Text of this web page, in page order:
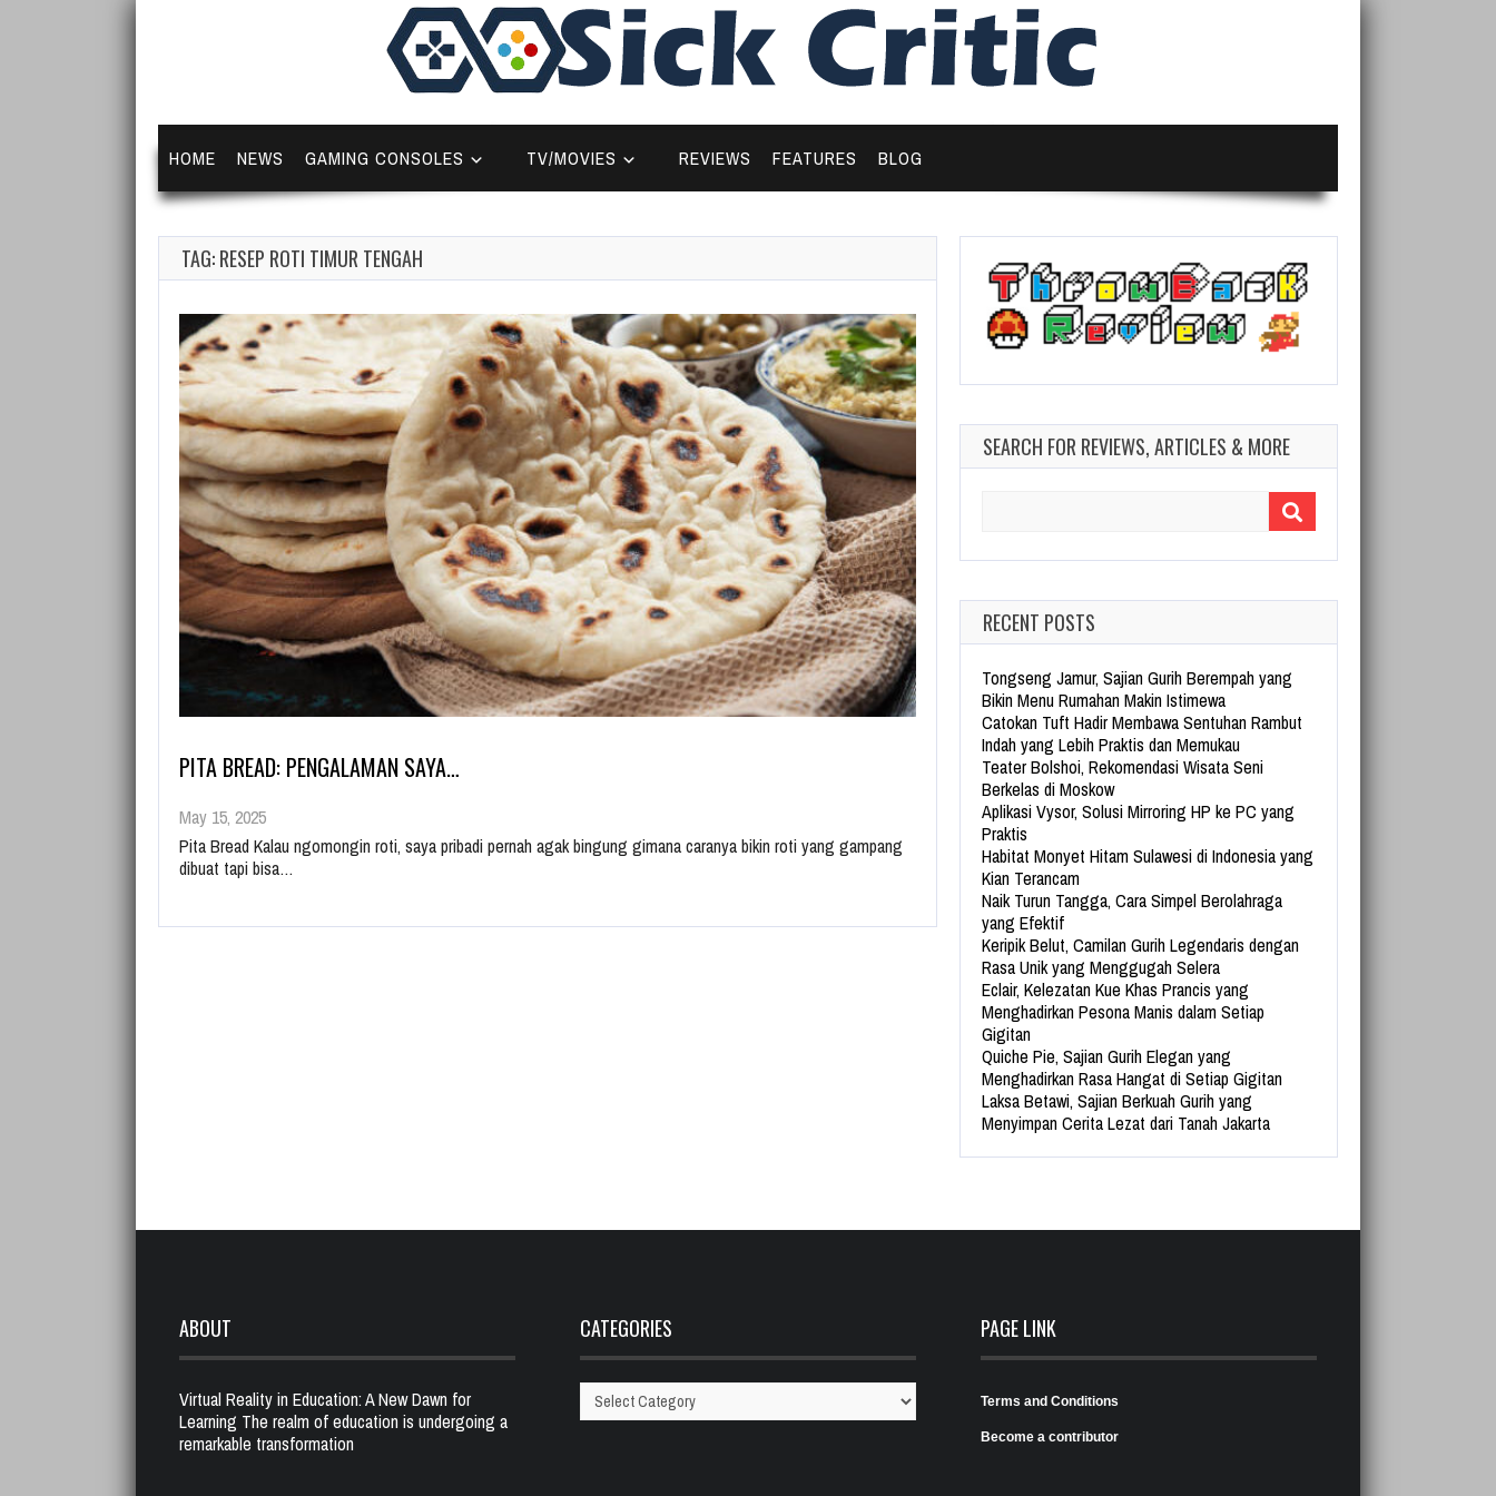
HOME NEWS GAMING CONSOLES TV/MOVIES REVIEWS FEATURES BLOG
TAG: RESEP ROTI TIMUR TENGAH
PITA BREAD: PENGALAMAN SAYA…
May 15, 2025
Pita Bread Kalau ngomongin roti, saya pribadi pernah agak bingung gimana caranya bikin roti yang gampang
dibuat tapi bisa…
SEARCH FOR REVIEWS, ARTICLES & MORE
RECENT POSTS
Tongseng Jamur, Sajian Gurih Berempah yang
Bikin Menu Rumahan Makin Istimewa
Catokan Tuft Hadir Membawa Sentuhan Rambut
Indah yang Lebih Praktis dan Memukau
Teater Bolshoi, Rekomendasi Wisata Seni
Berkelas di Moskow
Aplikasi Vysor, Solusi Mirroring HP ke PC yang
Praktis
Habitat Monyet Hitam Sulawesi di Indonesia yang
Kian Terancam
Naik Turun Tangga, Cara Simpel Berolahraga
yang Efektif
Keripik Belut, Camilan Gurih Legendaris dengan
Rasa Unik yang Menggugah Selera
Eclair, Kelezatan Kue Khas Prancis yang
Menghadirkan Pesona Manis dalam Setiap
Gigitan
Quiche Pie, Sajian Gurih Elegan yang
Menghadirkan Rasa Hangat di Setiap Gigitan
Laksa Betawi, Sajian Berkuah Gurih yang
Menyimpan Cerita Lezat dari Tanah Jakarta
ABOUT
Virtual Reality in Education: A New Dawn for
Learning The realm of education is undergoing a
remarkable transformation
CATEGORIES
Categories
PAGE LINK
Terms and Conditions
Become a contributor